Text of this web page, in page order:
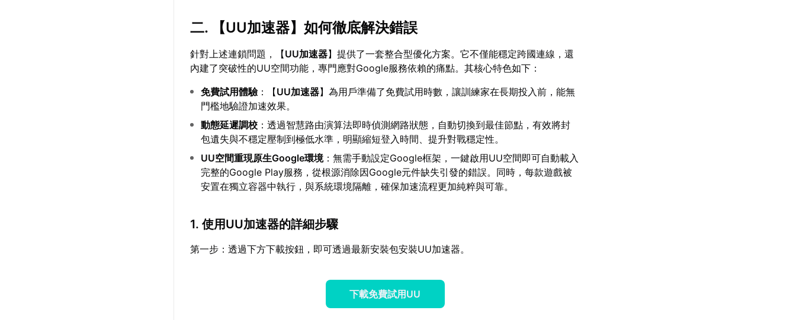
二. 【UU加速器】如何徹底解決錯誤
針對上述連鎖問題，【UU加速器】提供了一套整合型優化方案。它不僅能穩定跨國連線，還
內建了突破性的UU空間功能，專門應對Google服務依賴的痛點。其核心特色如下：
免費試用體驗：【UU加速器】為用戶準備了免費試用時數，讓訓練家在長期投入前，能無
門檻地驗證加速效果。
動態延遲調校 ：透過智慧路由演算法即時偵測網路狀態，自動切換到最佳節點，有效將封
包遺失與不穩定壓制到極低水準，明顯縮短登入時間、提升對戰穩定性。
UU空間重現原生Google環境：無需手動設定Google框架，一鍵啟用UU空間即可自動載入
完整的Google Play服務，從根源消除因Google元件缺失引發的錯誤。同時，每款遊戲被
安置在獨立容器中執行，與系統環境隔離，確保加速流程更加純粹與可靠。
1. 使用UU加速器的詳細步驟
第一步：透過下方下載按鈕，即可透過最新安裝包安裝UU加速器。
下載免費試用UU